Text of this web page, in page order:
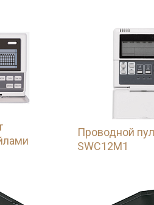
Проводной
SWC12M1